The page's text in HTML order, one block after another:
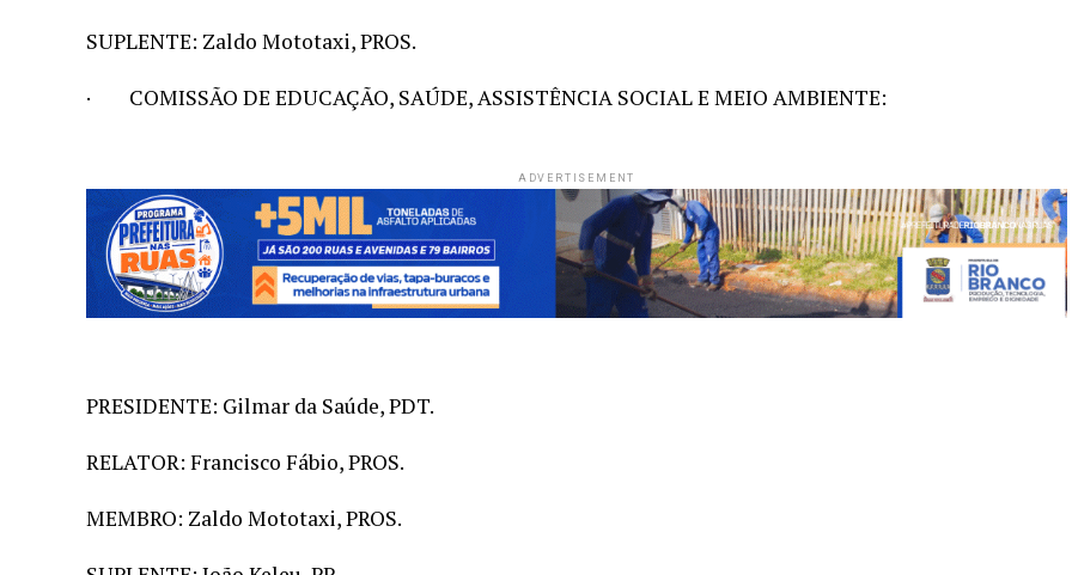
SUPLENTE: Zaldo Mototaxi, PROS.
· COMISSÃO DE EDUCAÇÃO, SAÚDE, ASSISTÊNCIA SOCIAL E MEIO AMBIENTE:
ADVERTISEMENT
PRESIDENTE: Gilmar da Saúde, PDT.
RELATOR: Francisco Fábio, PROS.
MEMBRO: Zaldo Mototaxi, PROS.